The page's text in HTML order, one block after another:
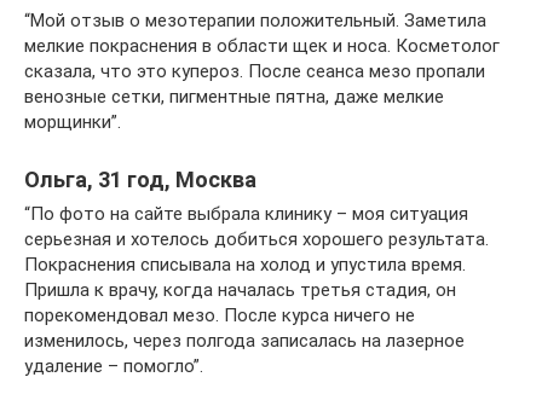
“Мой отзыв о мезотерапии положительный. Заметила
мелкие покраснения в области щек и носа. Косметолог
сказала, что это купероз. После сеанса мезо пропали
венозные сетки, пигментные пятна, даже мелкие
морщинки”.
Ольга, 31 год, Москва
“По фото на сайте выбрала клинику – моя ситуация
серьезная и хотелось добиться хорошего результата.
Покраснения списывала на холод и упустила время.
Пришла к врачу, когда началась третья стадия, он
порекомендовал мезо. После курса ничего не
изменилось, через полгода записалась на лазерное
удаление – помогло”.